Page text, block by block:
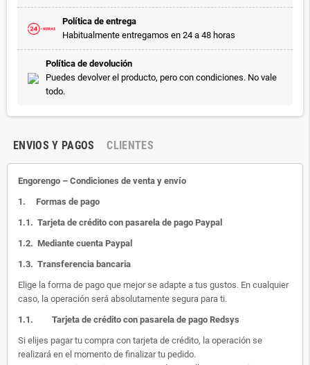
Política de entrega
Habitualmente entregamos en 24 a 48 horas
Política de devolución
Puedes devolver el producto, pero con condiciones. No vale
todo.
ENVIOS Y PAGOS CLIENTES
Engorengo – Condiciones de venta y envío
1. Formas de pago
1.1. Tarjeta de crédito con pasarela de pago Paypal
1.2. Mediante cuenta Paypal
1.3. Transferencia bancaria
Elige la forma de pago que mejor se adapte a tus gustos. En cualquier
caso, la operación será absolutamente segura para ti.
1.1. Tarjeta de crédito con pasarela de pago Redsys
Si elijes pagar tu compra con tarjeta de crédito, la operación se
realizará en el momento de finalizar tu pedido.